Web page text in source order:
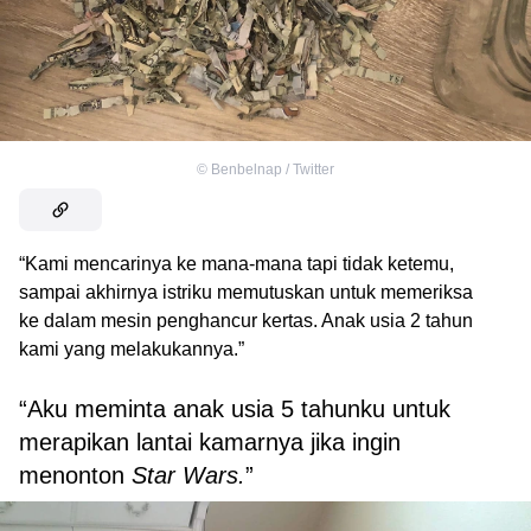
© Benbelnap / Twitter
“Kami mencarinya ke mana-mana tapi tidak ketemu,
sampai akhirnya istriku memutuskan untuk memeriksa
ke dalam mesin penghancur kertas. Anak usia 2 tahun
kami yang melakukannya.”
“Aku meminta anak usia 5 tahunku untuk
merapikan lantai kamarnya jika ingin
menonton Star Wars.”